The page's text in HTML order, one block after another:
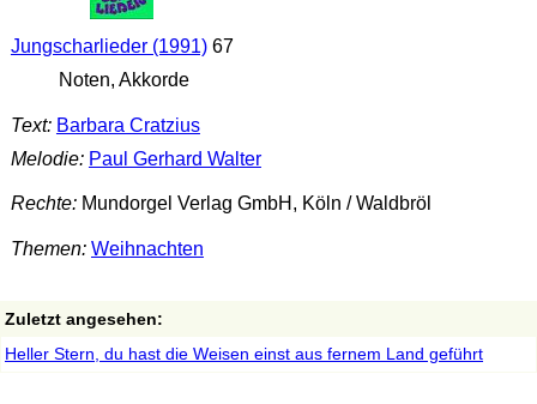
Jungscharlieder (1991)67
Noten, Akkorde
Text: Barbara Cratzius
Melodie: Paul Gerhard Walter
Rechte:Mundorgel Verlag GmbH, Köln / Waldbröl
Themen: Weihnachten
Zuletzt angesehen:
Heller Stern, du hast die Weisen einst aus fernem Land geführt